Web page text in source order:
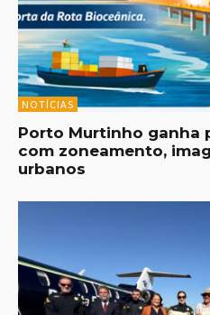
NOTÍCIAS
Porto Murtinho ganha
com zoneamento,
urbanos